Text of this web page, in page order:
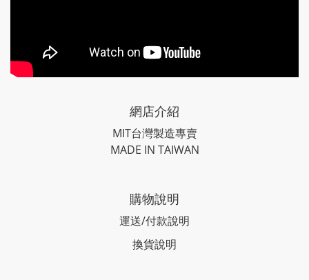
網店介紹
MIT台灣製造專賣
MADE IN TAIWAN
購物說明
運送/付款說明
換貨說明